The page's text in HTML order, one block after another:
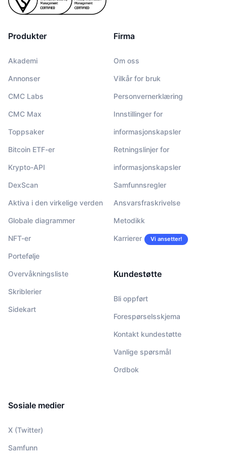
Produkter
Akademi
Annonser
CMC Labs
CMC Max
Toppsaker
Bitcoin ETF-er
Krypto-API
DexScan
Aktiva i den virkelige verden
Globale diagrammer
NFT-er
Portefølje
Overvåkningsliste
Skriblerier
Sidekart
Firma
Om oss
Vilkår for bruk
Personvernerklæring
Innstillinger for
informasjonskapsler
Retningslinjer for
informasjonskapsler
Samfunnsregler
Ansvarsfraskrivelse
Metodikk
Karrierer Vi ansetter!
Kundestøtte
Bli oppført
Forespørselsskjema
Kontakt kundestøtte
Vanlige spørsmål
Ordbok
Sosiale medier
X (Twitter)
Samfunn